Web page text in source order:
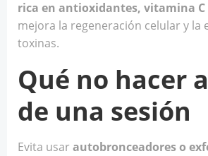
rica en antioxidantes, vitamina
mejora la regeneración celular y la
toxinas.
Qué no hacer
de una sesión
Evita usar autobronceadores o